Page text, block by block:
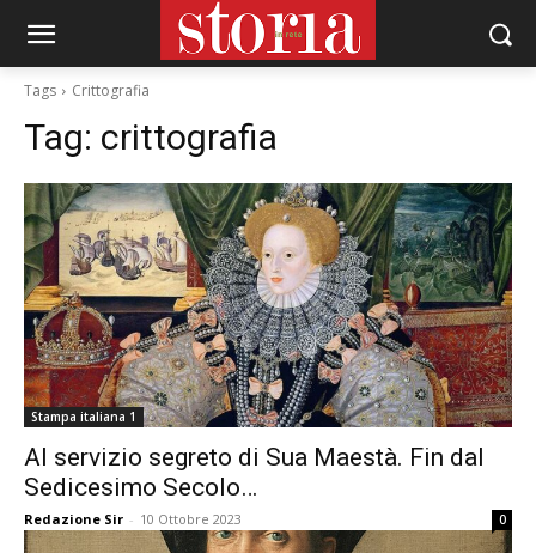
Tags Crittografia
Tag: crittografia
Stampa italiana 1
Al servizio segreto di Sua Maestà. Fin dal
Sedicesimo Secolo…
Redazione Sir - 10 Ottobre 2023 0